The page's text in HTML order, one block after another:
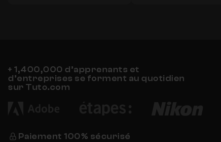
+ 1,400,000 d’apprenants et
d’entreprises se forment au quotidien
sur Tuto.com
Paiement 100% sécurisé